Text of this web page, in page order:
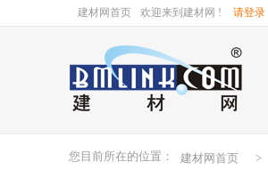
建材网首页 欢迎来到建材网 ! 请登录
您目前所在的位置： 建材网首页 >